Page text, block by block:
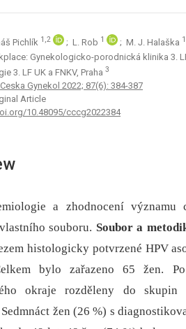
Pichlík 1,2 ; L. Rob 1 ; M. J. Halaška 1
Gynekologicko-porodnická klinika 3.
3. LF UK a FNKV, Praha 3
Ceska Gynekol 2022; 87(6): 384-387
Article
10.48095/cccg2022384
a zhodnocení
souboru. Soubor a
histologicky potvrzené HPV
bylo zařazeno 65 žen.
okraje rozděleny do
Sedmnáct žen (26 %) s